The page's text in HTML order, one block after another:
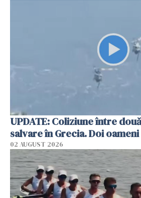
UPDATE: Coliziune între
salvare în Grecia. Doi
02 AUGUST 2026